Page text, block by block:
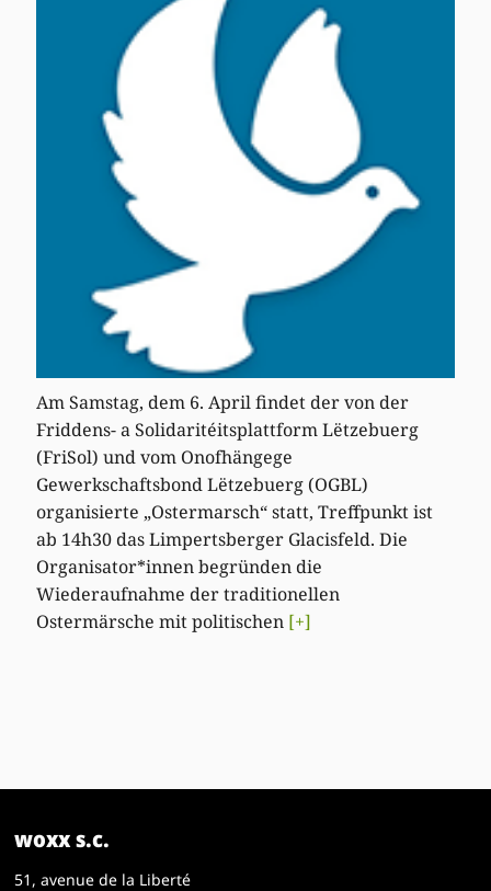
Am Samstag, dem 6. April findet der von der
Friddens- a Solidaritéitsplattform Lëtzebuerg
(FriSol) und vom Onofhängege
Gewerkschaftsbond Lëtzebuerg (OGBL)
organisierte „Ostermarsch“ statt, Treffpunkt ist
ab 14h30 das Limpertsberger Glacisfeld. Die
Organisator*innen begründen die
Wiederaufnahme der traditionellen
Ostermärsche mit politischen [+]
woxx s.c.
51, avenue de la Liberté